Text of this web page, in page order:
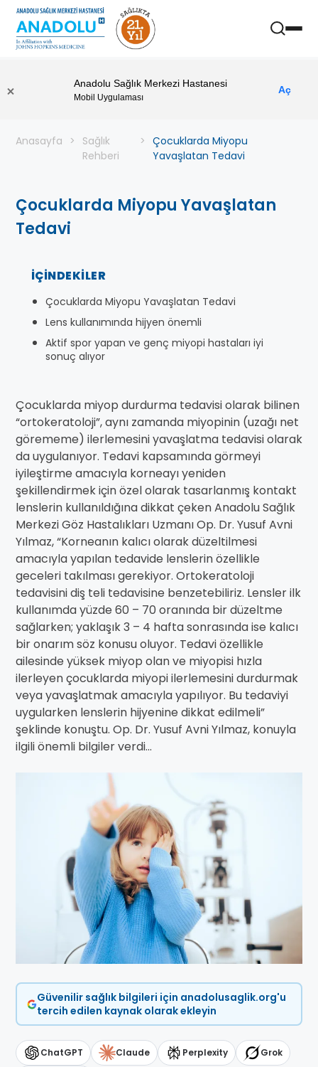
Anadolu Sağlık Merkezi Hastanesi
Mobil Uygulaması
Aç
Anasayfa
Sağlık
Rehberi
Çocuklarda Miyopu
Yavaşlatan Tedavi
Çocuklarda Miyopu Yavaşlatan
Tedavi
İÇINDEKILER
Çocuklarda Miyopu Yavaşlatan Tedavi
Lens kullanımında hijyen önemli
Aktif spor yapan ve genç miyopi hastaları iyi
sonuç alıyor
Çocuklarda miyop durdurma tedavisi olarak bilinen
“ortokeratoloji”, aynı zamanda miyopinin (uzağı net
görememe) ilerlemesini yavaşlatma tedavisi olarak
da uygulanıyor. Tedavi kapsamında görmeyi
iyileştirme amacıyla korneayı yeniden
şekillendirmek için özel olarak tasarlanmış kontakt
lenslerin kullanıldığına dikkat çeken Anadolu Sağlık
Merkezi Göz Hastalıkları Uzmanı Op. Dr. Yusuf Avni
Yılmaz, “Korneanın kalıcı olarak düzeltilmesi
amacıyla yapılan tedavide lenslerin özellikle
geceleri takılması gerekiyor. Ortokeratoloji
tedavisini diş teli tedavisine benzetebiliriz. Lensler ilk
kullanımda yüzde 60 – 70 oranında bir düzeltme
sağlarken; yaklaşık 3 – 4 hafta sonrasında ise kalıcı
bir onarım söz konusu oluyor. Tedavi özellikle
ailesinde yüksek miyop olan ve miyopisi hızla
ilerleyen çocuklarda miyopi ilerlemesini durdurmak
veya yavaşlatmak amacıyla yapılıyor. Bu tedaviyi
uygularken lenslerin hijyenine dikkat edilmeli”
şeklinde konuştu. Op. Dr. Yusuf Avni Yılmaz, konuyla
ilgili önemli bilgiler verdi...
Güvenilir sağlık bilgileri için anadolusaglik.org'u
tercih edilen kaynak olarak ekleyin
ChatGPT Claude Perplexity Grok